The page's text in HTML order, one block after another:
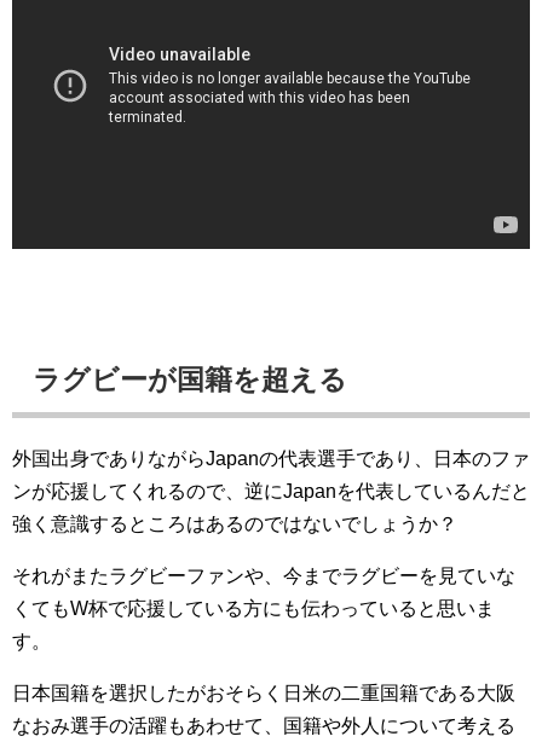
ラグビーが国籍を超える
外国出身でありながらJapanの代表選手であり、日本のファ
ンが応援してくれるので、逆にJapanを代表しているんだと
強く意識するところはあるのではないでしょうか？
それがまたラグビーファンや、今までラグビーを見ていな
くてもW杯で応援している方にも伝わっていると思いま
す。
日本国籍を選択したがおそらく日米の二重国籍である大阪
なおみ選手の活躍もあわせて、国籍や外人について考える